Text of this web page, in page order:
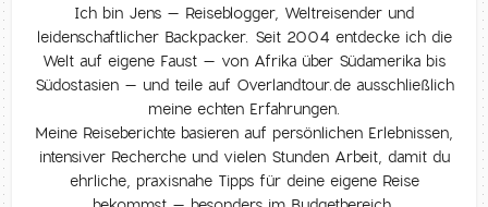
Ich bin Jens – Reiseblogger, Weltreisender und
leidenschaftlicher Backpacker. Seit 2004 entdecke ich die
Welt auf eigene Faust – von Afrika über Südamerika bis
Südostasien – und teile auf Overlandtour.de ausschließlich
meine echten Erfahrungen.
Meine Reiseberichte basieren auf persönlichen Erlebnissen,
intensiver Recherche und vielen Stunden Arbeit, damit du
ehrliche, praxisnahe Tipps für deine eigene Reise